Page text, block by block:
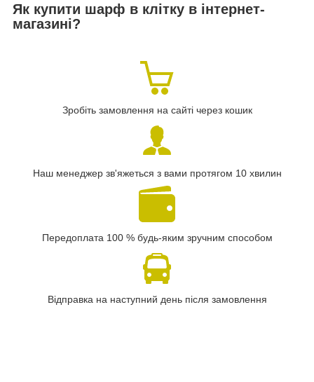
Як купити шарф в клітку в інтернет-
магазині?
Зробіть замовлення на сайті через кошик
Наш менеджер зв'яжеться з вами протягом 10 хвилин
Передоплата 100 % будь-яким зручним способом
Відправка на наступний день після замовлення